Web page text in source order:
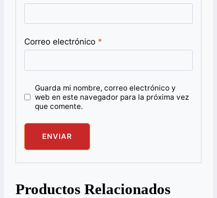
Correo electrónico *
Guarda mi nombre, correo electrónico y
web en este navegador para la próxima vez
que comente.
Productos Relacionados